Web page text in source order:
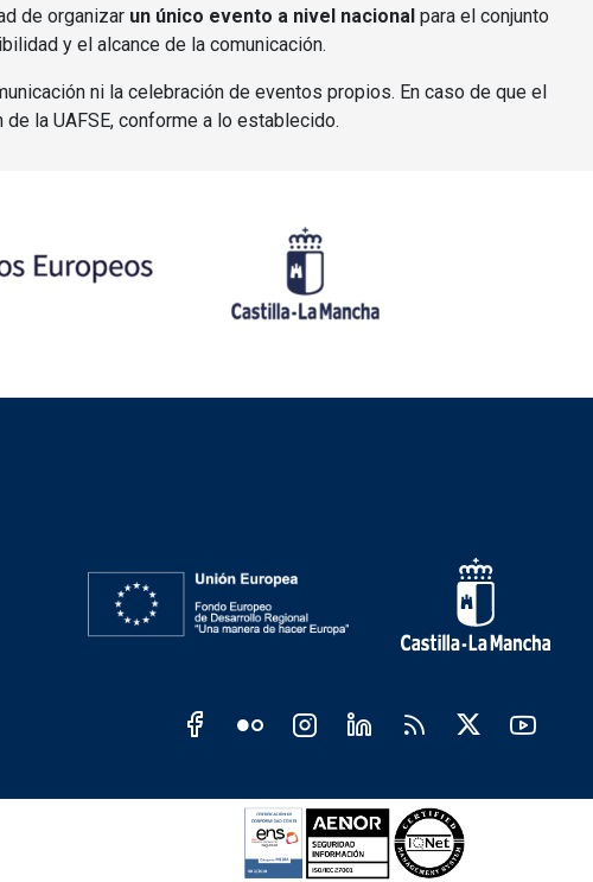
de organizar un único evento a nivel nacional para el conjunto
y el alcance de la comunicación.
ni la celebración de eventos propios. En caso de que el
la UAFSE, conforme a lo establecido.
sociales JCCM